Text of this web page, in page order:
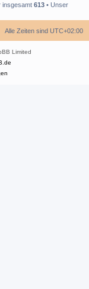
insgesamt 613 • Unser
Alle Zeiten sind UTC+02:00
Limited